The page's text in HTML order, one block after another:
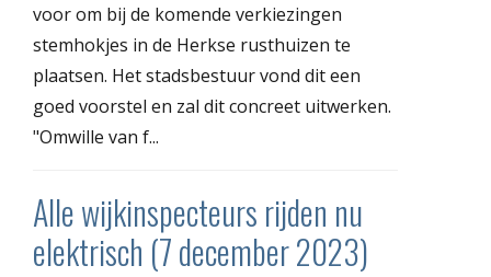
voor om bij de komende verkiezingen
stemhokjes in de Herkse rusthuizen te
plaatsen. Het stadsbestuur vond dit een
goed voorstel en zal dit concreet uitwerken.
"Omwille van f...
Alle wijkinspecteurs rijden nu
elektrisch (7 december 2023)